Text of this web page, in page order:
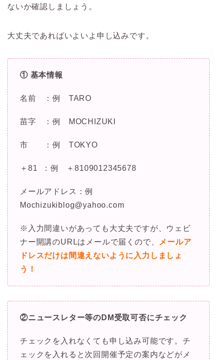
ないか確認しましょう。
大丈夫であればいよいよ申し込みです。
① 基本情報
名前 ：例 TARO
苗字 ：例 MOCHIZUKI
市 ：例 TOKYO
＋81 ：例 ＋8109012345678
メールアドレス：例
Mochizukiblog@yahoo.com
※入力間違いがあっても大丈夫ですが、ウェビ
ナー開講のURLはメールで届くので、
メールア
ドレスだけは間違えないように入力しましょ
う！
②ニュースレター等のDM受取可否にチェック
チェックを入れなくても申し込み可能です。チ
ェックを入れると次回開催予定の案内などがメ